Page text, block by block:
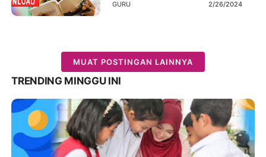
GURU
2/26/2024
MUAT POSTINGAN LAINNYA
TRENDING MINGGU INI